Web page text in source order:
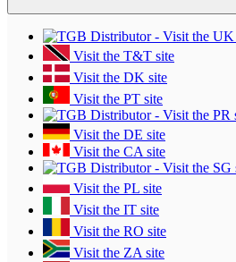
Visit the T&T site
Visit the DK site
Visit the PT site
Visit the DE site
Visit the CA site
Visit the PL site
Visit the IT site
Visit the RO site
Visit the ZA site